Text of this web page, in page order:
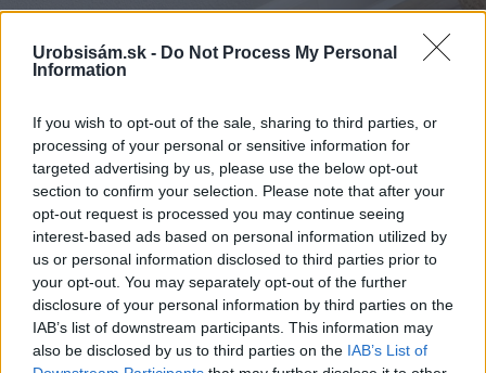
Urobsisám.sk - Do Not Process My Personal
Information
If you wish to opt-out of the sale, sharing to third parties, or
processing of your personal or sensitive information for
targeted advertising by us, please use the below opt-out
section to confirm your selection. Please note that after your
opt-out request is processed you may continue seeing
interest-based ads based on personal information utilized by
us or personal information disclosed to third parties prior to
your opt-out. You may separately opt-out of the further
disclosure of your personal information by third parties on the
IAB’s list of downstream participants. This information may
also be disclosed by us to third parties on the IAB’s List of
Zdroj: Mgr. art. Jana Ardanová